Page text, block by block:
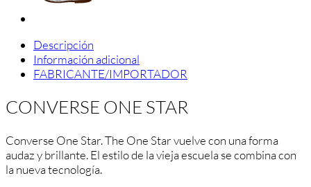
Descripción
Información adicional
FABRICANTE/IMPORTADOR
CONVERSE ONE STAR
Converse One Star. The One Star vuelve con una forma
audaz y brillante. El estilo de la vieja escuela se combina con
la nueva tecnología.